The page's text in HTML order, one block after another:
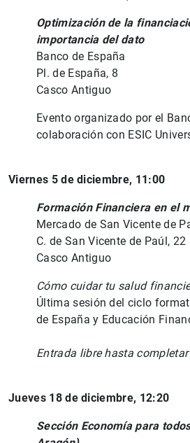
Optimización de la
importancia del dato
Banco de España
Pl. de España, 8
Casco Antiguo
Evento organizado por el
colaboración con ESIC
Viernes 5 de diciembre, 11:00
Formación Financiera en el
Mercado de San Vicente de
C. de San Vicente de Paúl, 22
Casco Antiguo
Cómo cuidar tu salud
Última sesión del ciclo
de España y Educación
Entrada libre hasta
Jueves 18 de diciembre, 12:20
Sección Economía para